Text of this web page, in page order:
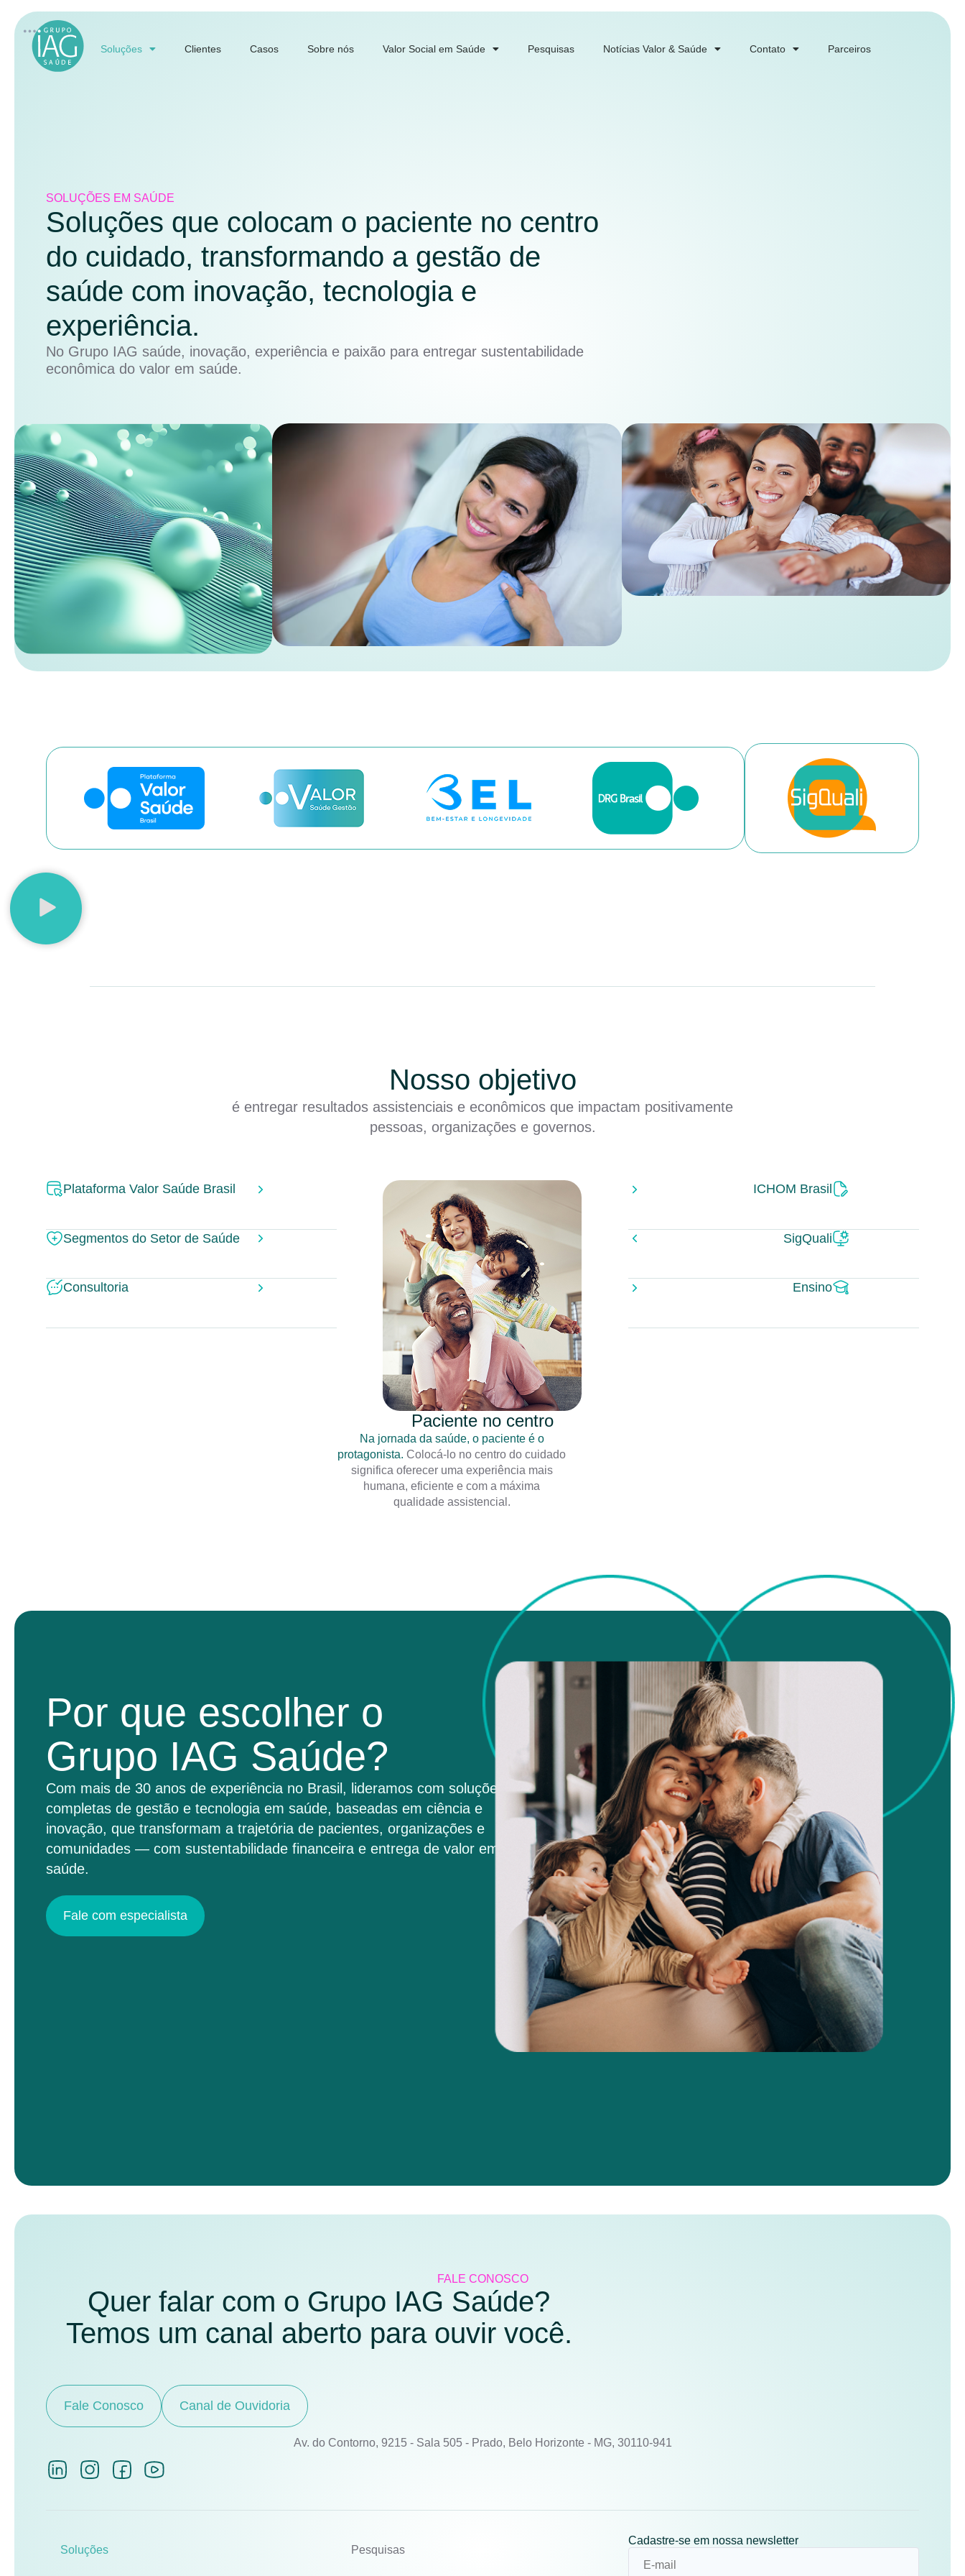
Soluções Clientes Casos Sobre nós Valor Social em Saúde Pesquisas Notícias Valor & Saúde Contato Parceiros
SOLUÇÕES EM SAÚDE
Soluções que colocam o paciente no centro
do cuidado, transformando a gestão de
saúde com inovação, tecnologia e
experiência.
No Grupo IAG saúde, inovação, experiência e paixão para entregar sustentabilidade
econômica do valor em saúde.
Nosso objetivo
é entregar resultados assistenciais e econômicos que impactam positivamente
pessoas, organizações e governos.
Plataforma Valor Saúde Brasil
Segmentos do Setor de Saúde
Consultoria
Paciente no centro
Na jornada da saúde, o paciente é o
protagonista. Colocá-lo no centro do cuidado
significa oferecer uma experiência mais
humana, eficiente e com a máxima
qualidade assistencial.
ICHOM Brasil
SigQuali
Ensino
Por que escolher o
Grupo IAG Saúde?
Com mais de 30 anos de experiência no Brasil, lideramos com soluções
completas de gestão e tecnologia em saúde, baseadas em ciência e
inovação, que transformam a trajetória de pacientes, organizações e
comunidades — com sustentabilidade financeira e entrega de valor em
saúde.
Fale com especialista
FALE CONOSCO
Quer falar com o Grupo IAG Saúde?
Temos um canal aberto para ouvir você.
Fale Conosco Canal de Ouvidoria
Av. do Contorno, 9215 - Sala 505 - Prado, Belo Horizonte - MG, 30110-941
Soluções Pesquisas
Cadastre-se em nossa newsletter